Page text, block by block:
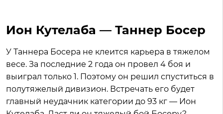
Ион Кутелаба — Таннер Босер
У Таннера Босера не клеится карьера в тяжелом
весе. За последние 2 года он провел 4 боя и
выиграл только 1. Поэтому он решил спуститься в
полутяжелый дивизион. Встречать его будет
главный неудачник категории до 93 кг — Ион